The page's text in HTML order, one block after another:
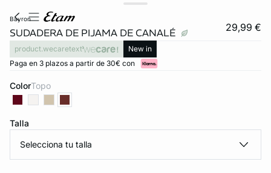
bayron
SUDADERA DE PIJAMA DE CANALÉ 29,99 €
product.wecaretext
New in
Paga en 3 plazos a partir de 30€ con
Color topo
Talla
Selecciona tu talla